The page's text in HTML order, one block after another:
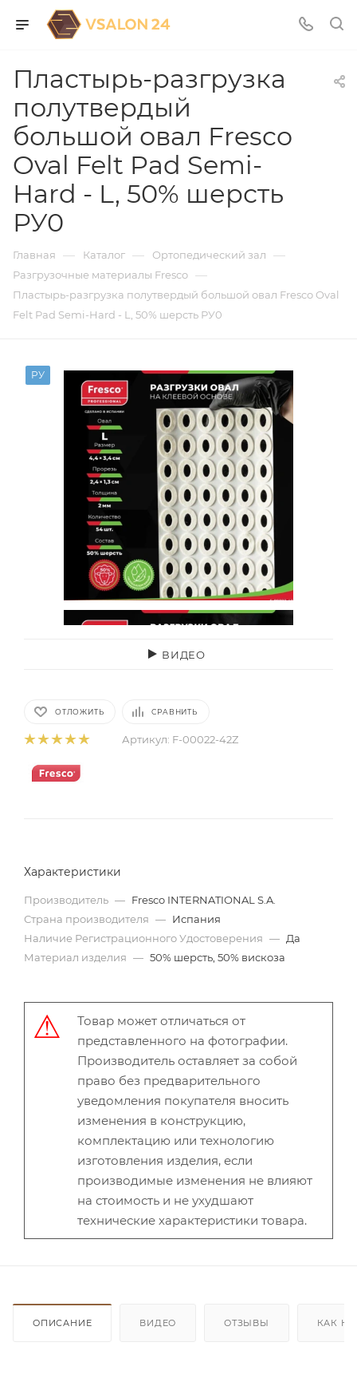
Пластырь-разгрузка
полутвердый
большой овал Fresco
Oval Felt Pad Semi-
Hard - L, 50% шерсть
РУ0
Главная — Каталог — Ортопедический зал —
Разгрузочные материалы Fresco —
Пластырь-разгрузка полутвердый большой овал Fresco Oval
Felt Pad Semi-Hard - L, 50% шерсть РУ0
РУ
ВИДЕО
ОТЛОЖИТЬ СРАВНИТЬ
Артикул: F-00022-42Z
Характеристики
Производитель — Fresco INTERNATIONAL S.A.
Страна производителя — Испания
Наличие Регистрационного Удостоверения — Да
Материал изделия — 50% шерсть, 50% вискоза
Товар может отличаться от
представленного на фотографии.
Производитель оставляет за собой
право без предварительного
уведомления покупателя вносить
изменения в конструкцию,
комплектацию или технологию
изготовления изделия, если
производимые изменения не влияют
на стоимость и не ухудшают
технические характеристики товара.
ОПИСАНИЕ ВИДЕО ОТЗЫВЫ КАК